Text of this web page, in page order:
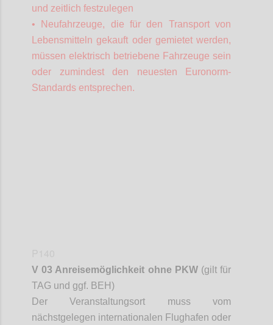
und zeitlich festzulegen
• Neufahrzeuge, die für den Transport von
Lebensmitteln gekauft oder gemietet werden,
müssen elektrisch betriebene Fahrzeuge sein
oder zumindest den neuesten Euronorm-
Standards entsprechen.
V 03 Anreisemöglichkeit ohne PKW (gilt für
TAG und ggf. BEH)
Der Veranstaltungsort muss vom
nächstgelegen internationalen Flughafen oder